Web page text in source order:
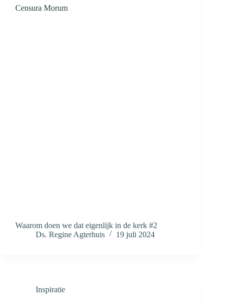
Censura Morum
Waarom doen we dat eigenlijk in de kerk #2
Ds. Regine Agterhuis
19 juli 2024
Inspiratie